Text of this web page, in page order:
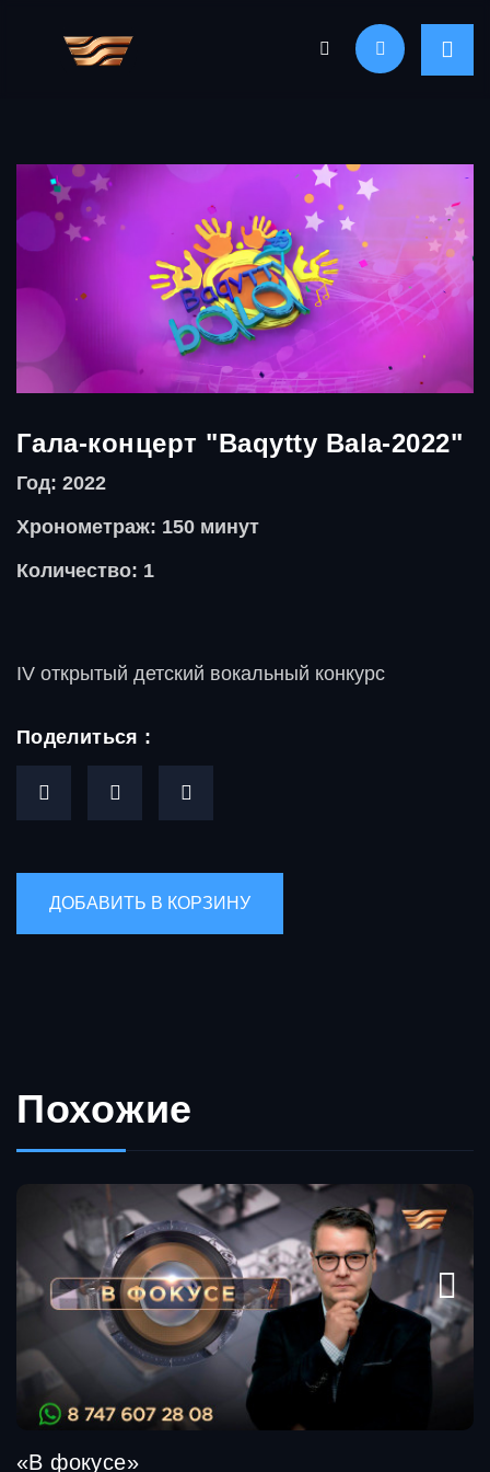
Гала-концерт "Baqytty Bala-2022"
Год: 2022
Хронометраж: 150 минут
Количество: 1
ІV открытый детский вокальный конкурс
Поделиться :
Похожие
«В фокусе»